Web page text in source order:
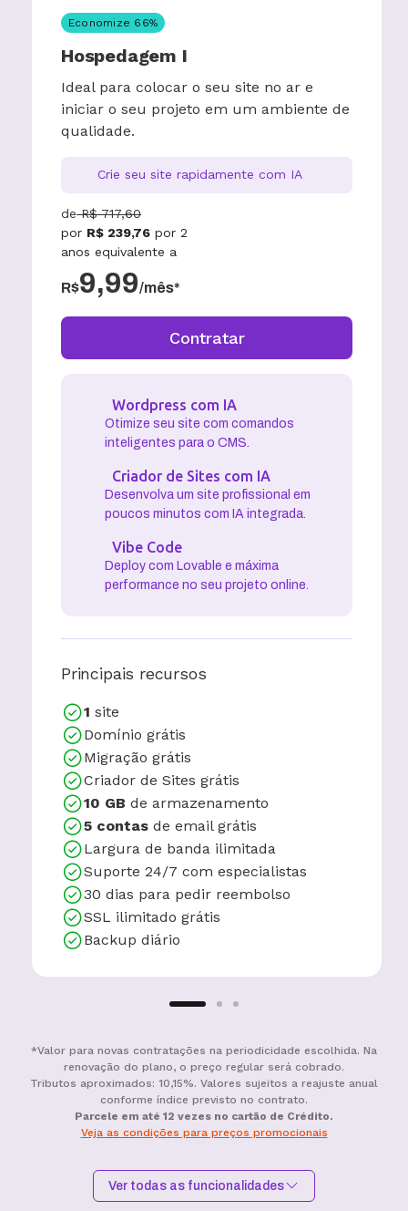
Economize 66%
Hospedagem I
Ideal para colocar o seu site no ar e
iniciar o seu projeto em um ambiente de
qualidade.
Crie seu site rapidamente com IA
de R$ 717,60
por R$ 239,76 por 2
anos equivalente a
R$9,99/mês*
Contratar
Wordpress com IA
Otimize seu site com comandos
inteligentes para o CMS.
Criador de Sites com IA
Desenvolva um site profissional em
poucos minutos com IA integrada.
Vibe Code
Deploy com Lovable e máxima
performance no seu projeto online.
Principais recursos
1 site
Domínio grátis
Migração grátis
Criador de Sites grátis
10 GB de armazenamento
5 contas de email grátis
Largura de banda ilimitada
Suporte 24/7 com especialistas
30 dias para pedir reembolso
SSL ilimitado grátis
Backup diário
*Valor para novas contratações na periodicidade escolhida. Na
renovação do plano, o preço regular será cobrado.
Tributos aproximados: 10,15%. Valores sujeitos a reajuste anual
conforme índice previsto no contrato.
Parcele em até 12 vezes no cartão de Crédito.
Veja as condições para preços promocionais
Ver todas as funcionalidades